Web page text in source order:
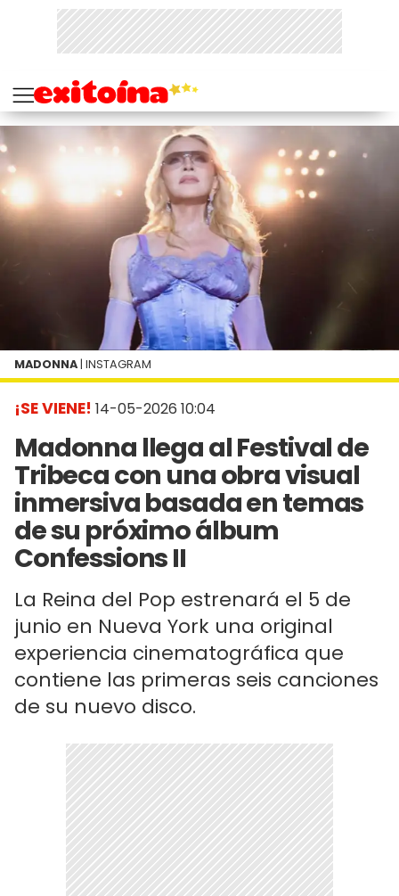
¡SE VIENE! 14-05-2026 10:04
Madonna llega al Festival de
Tribeca con una obra visual
inmersiva basada en temas
de su próximo álbum
Confessions II
La Reina del Pop estrenará el 5 de
junio en Nueva York una original
experiencia cinematográfica que
contiene las primeras seis canciones
de su nuevo disco.
MADONNA | INSTAGRAM